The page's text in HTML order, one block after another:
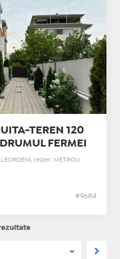
TEREN 120
FERMEI
reper: METROU
#9684